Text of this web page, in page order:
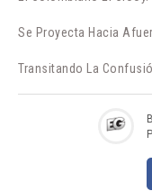
Se Proyecta Hacia
Transitando La